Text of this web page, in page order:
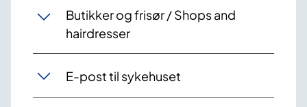
Butikker og frisør / Shops and
hairdresser
E-post til sykehuset